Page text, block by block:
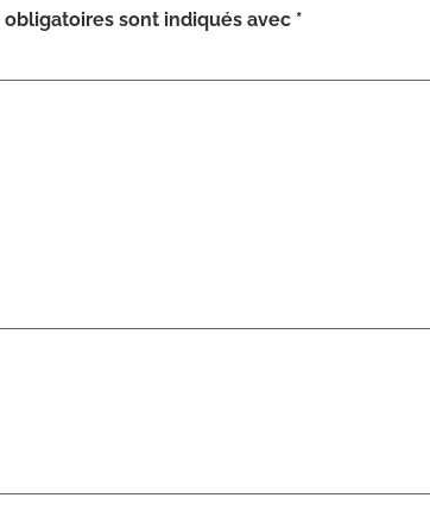
obligatoires sont indiqués avec *